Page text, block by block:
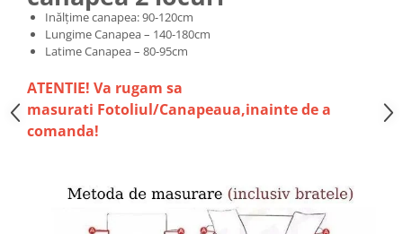
Inălțime canapea: 90-120cm
Lungime Canapea – 140-180cm
Latime Canapea – 80-95cm
ATENTIE! Va rugam sa
masurati Fotoliul/Canapeaua,inainte de a
comanda!